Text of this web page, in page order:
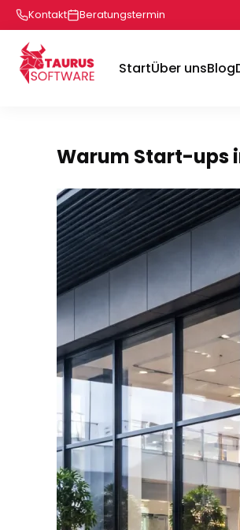
Kontakt Beratungstermin
StartÜber unsBlog
Warum Start-ups